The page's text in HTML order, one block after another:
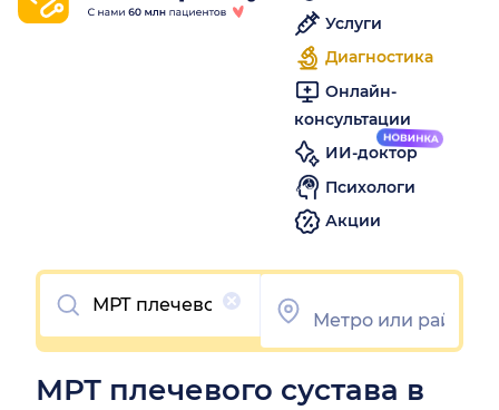
Услуги
Диагностика
Онлайн-
консультации
ИИ-доктор
Психологи
Акции
Очистить
МРТ плечевого сустава в